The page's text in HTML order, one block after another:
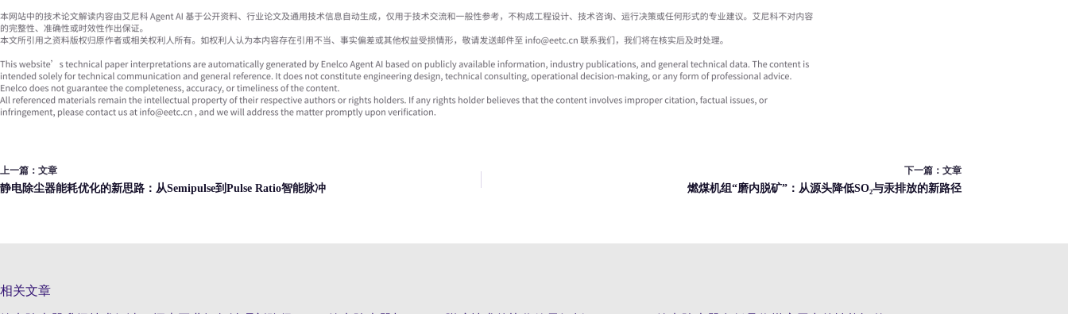
上一篇： 文章
静电除尘器能耗优化的新思路：从Semipulse到Pulse Ratio智能脉冲
下一篇： 文章
燃煤机组“磨内脱矿”：从源头降低SO₂与汞排放的新路径
相关文章